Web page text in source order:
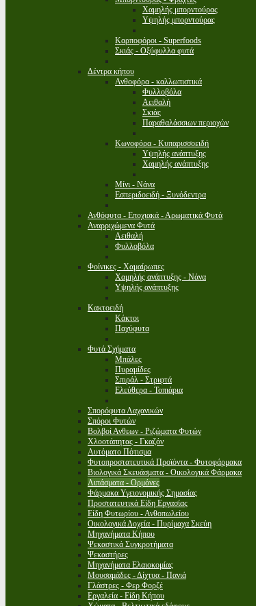
Χαμηλής μπορντούρας
Υψηλής μπορντούρας
Καρποφόροι - Superfoods
Σκιάς - Οξύφυλλα φυτά
Δέντρα κήπου
Ανθοφόρα - καλλωπιστικά
Φυλλοβόλα
Αειθαλή
Σκιάς
Παραθαλάσσιων περιοχών
Κωνοφόρα - Κυπαρισσοειδή
Υψηλής ανάπτυξης
Χαμηλής ανάπτυξης
Μίνι - Νάνα
Εσπεριδοειδή - Ξυνόδεντρα
Ανθόφυτα - Εποχιακά - Αρωματικά Φυτά
Αναρριχώμενα Φυτά
Αειθαλή
Φυλλοβόλα
Φοίνικες - Χαμαίρωπες
Χαμηλής ανάπτυξης - Νάνα
Υψηλής ανάπτυξης
Κακτοειδή
Κάκτοι
Παχύφυτα
Φυτά Σχήματα
Μπάλες
Πυραμίδες
Σπιράλ - Στριφτά
Ελεύθερα - Τοπιάρια
Σπορόφυτα Λαχανικών
Σπόροι Φυτών
Βολβοί Ανθεων - Ριζώματα Φυτών
Χλοοτάπητας - Γκαζόν
Αυτόματο Πότισμα
Φυτοπροστατευτικά Προϊόντα - Φυτοφάρμακα
Βιολογικά Σκευάσματα - Οικολογικά Φάρμακα
Λιπάσματα - Ορμόνες
Φάρμακα Υγειονομικής Σημασίας
Προστατευτικά Είδη Εργασίας
Είδη Φυτωρίου - Ανθοπωλείου
Οικολογικά Δοχεία - Πυρίμαχα Σκεύη
Μηχανήματα Κήπου
Ψεκαστικά Συγκροτήματα
Ψεκαστήρες
Μηχανήματα Ελαιοκομίας
Μουσαμάδες - Δίχτυα - Πανιά
Γλάστρες - Φερ Φορζέ
Εργαλεία - Είδη Κήπου